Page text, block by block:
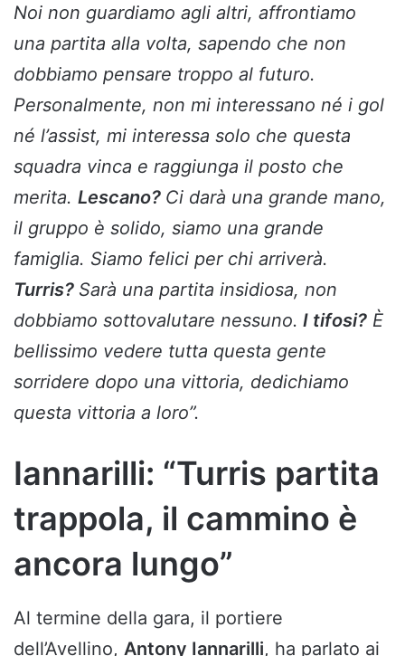
Noi non guardiamo agli altri, affrontiamo
una partita alla volta, sapendo che non
dobbiamo pensare troppo al futuro.
Personalmente, non mi interessano né i gol
né l’assist, mi interessa solo che questa
squadra vinca e raggiunga il posto che
merita. Lescano? Ci darà una grande mano,
il gruppo è solido, siamo una grande
famiglia. Siamo felici per chi arriverà.
Turris? Sarà una partita insidiosa, non
dobbiamo sottovalutare nessuno. I tifosi? È
bellissimo vedere tutta questa gente
sorridere dopo una vittoria, dedichiamo
questa vittoria a loro”.
Iannarilli: “Turris partita
trappola, il cammino è
ancora lungo”
Al termine della gara, il portiere
dell’Avellino, Antony Iannarilli, ha parlato ai